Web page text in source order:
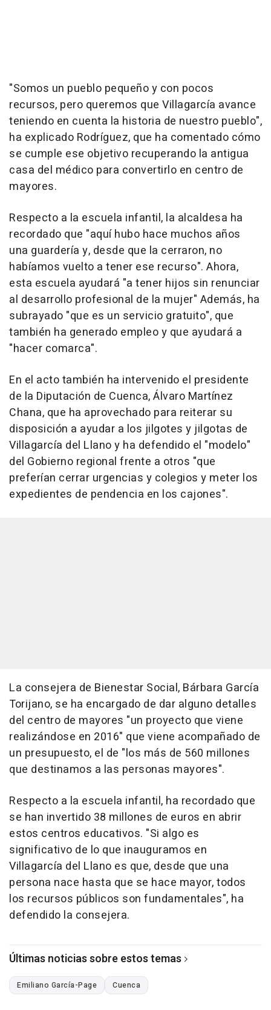
"Somos un pueblo pequeño y con pocos
recursos, pero queremos que Villagarcía avance
teniendo en cuenta la historia de nuestro pueblo",
ha explicado Rodríguez, que ha comentado cómo
se cumple ese objetivo recuperando la antigua
casa del médico para convertirlo en centro de
mayores.
Respecto a la escuela infantil, la alcaldesa ha
recordado que "aquí hubo hace muchos años
una guardería y, desde que la cerraron, no
habíamos vuelto a tener ese recurso". Ahora,
esta escuela ayudará "a tener hijos sin renunciar
al desarrollo profesional de la mujer" Además, ha
subrayado "que es un servicio gratuito", que
también ha generado empleo y que ayudará a
"hacer comarca".
En el acto también ha intervenido el presidente
de la Diputación de Cuenca, Álvaro Martínez
Chana, que ha aprovechado para reiterar su
disposición a ayudar a los jilgotes y jilgotas de
Villagarcía del Llano y ha defendido el "modelo"
del Gobierno regional frente a otros "que
preferían cerrar urgencias y colegios y meter los
expedientes de pendencia en los cajones".
La consejera de Bienestar Social, Bárbara García
Torijano, se ha encargado de dar alguno detalles
del centro de mayores "un proyecto que viene
realizándose en 2016" que viene acompañado de
un presupuesto, el de "los más de 560 millones
que destinamos a las personas mayores".
Respecto a la escuela infantil, ha recordado que
se han invertido 38 millones de euros en abrir
estos centros educativos. "Si algo es
significativo de lo que inauguramos en
Villagarcía del Llano es que, desde que una
persona nace hasta que se hace mayor, todos
los recursos públicos son fundamentales", ha
defendido la consejera.
Últimas noticias sobre estos temas
Emiliano García-Page Cuenca